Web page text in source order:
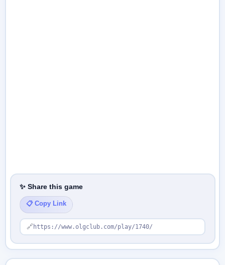
✨ Share this game
📋 Copy Link
🔗 https://www.olgclub.com/play/1740/